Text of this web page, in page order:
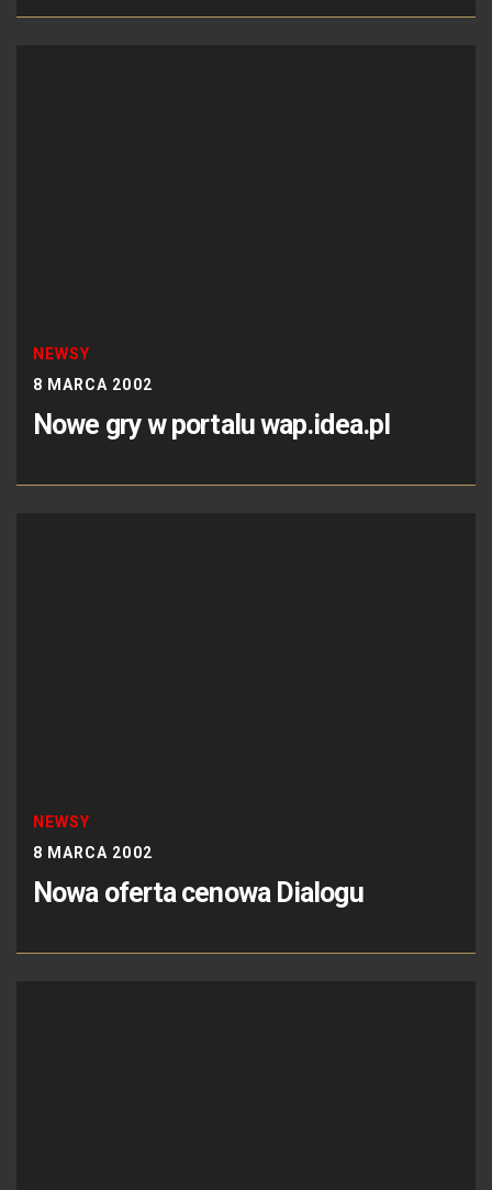
NEWSY
8 MARCA 2002
Nowe gry w portalu wap.idea.pl
NEWSY
8 MARCA 2002
Nowa oferta cenowa Dialogu